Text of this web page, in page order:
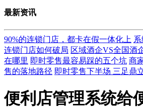
最新资讯
90%的连锁门店，都卡在假一体化上 系
连锁门店如何破局 区域酒企VS全国酒
在哪里 即时零售最容易踩的五个坑 商
售的落地路径 即时零售下半场 三足鼎
便利店管理系统给